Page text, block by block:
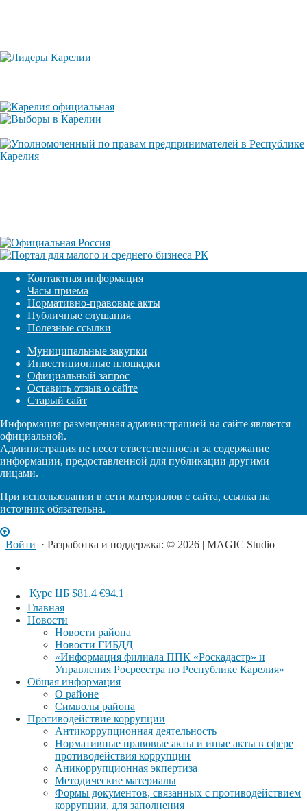
Контактная информация
Часы приема
Нормативно-правовые акты
Публичные слушания
Полезные ссылки
Муниципальные закупки
Инвестиционные площадки
Официальный запрос
Оставить отзыв о сайте
Старый сайт
Информация размещенная администрацией на сайте является
официальной.
Администрация не несет ответственности за содержание
информации, предоставленной для публикации другими
лицами.
При использовании в сети материалов с сайта, ссылка на
источник обязательна.
Войти · Разработка и поддержка: © 2026 | MAGIC Studio
Курс ЦБ $81.4 €94.1
Главная
Новости
Новости района
Новости ГИБДД
«Информация филиала ППК «Роскадастр» и
Управления Росреестра по Республике Карелия»
Общая информация
О районе
Символы района
Противодействие коррупции
Антикоррупционная деятельность
Нормативные правовые акты и иные акты в сфере
противодействия коррупции
Аникоррупционная экпертиза
Методические материалы
Формы документов, связанных с противодействием
коррупции, для заполнения